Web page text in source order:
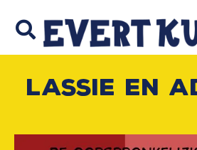
Lassie en